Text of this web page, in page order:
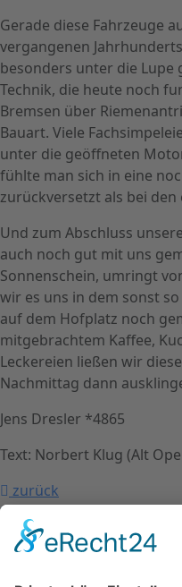
Gerade diese Fahrzeuge
vergangenen
besonders unter die Lupe
Technik, die heute noch
Bremsen über
Bauart. Viele
unter die geöffneten
fühlte man sich in eine
zurückversetzt als bei
Und zum Abschluss
auch noch gut mit uns
Sonnenschein, umringt
wir es uns in dem sonst
auf dem Hofplatz noch
mitgebrachtem Kaffee,
Leckereien ließen wir
Nachmittag dann
Jens Dresler *4865
Text: Norbert Klug (Alt
zurück
Kontakt
Impressum